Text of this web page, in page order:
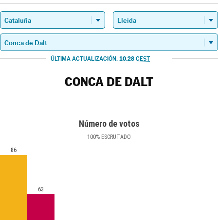
ÚLTIMA ACTUALIZACIÓN: 10.28 CEST
CONCA DE DALT
Número de votos
100% ESCRUTADO
86
63